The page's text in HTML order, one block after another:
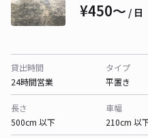
¥450〜 / 日
貸出時間
24時間営業
タイプ
平置き
長さ
500cm 以下
車幅
210cm 以